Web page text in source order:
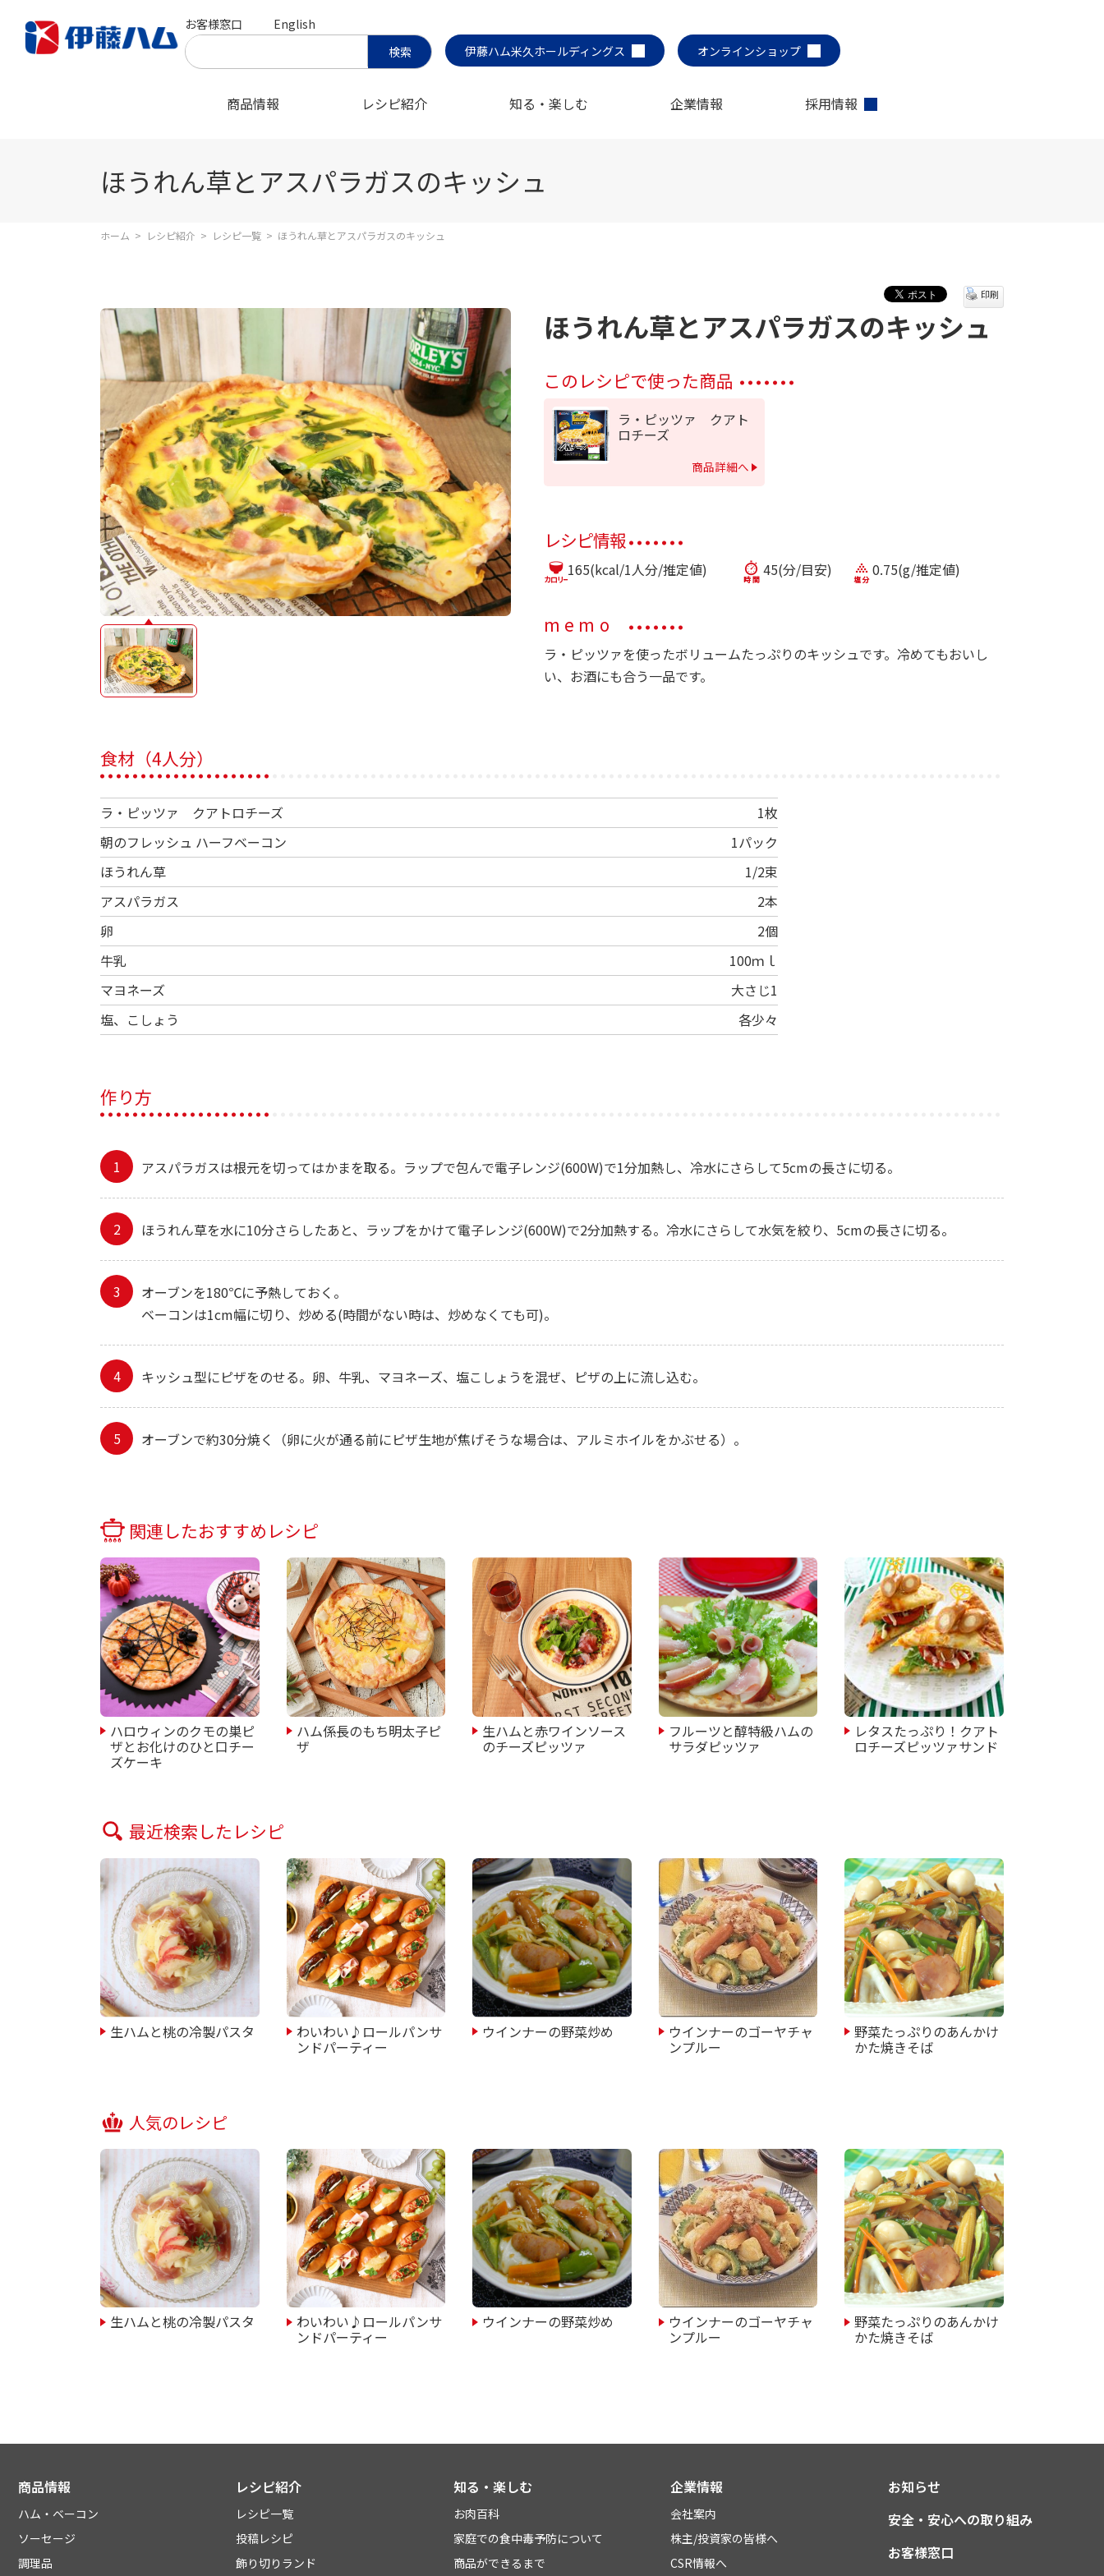
お客様窓口
English
伊藤ハム米久ホールディングス
オンラインショップ
商品情報 レシピ紹介 知る・楽しむ 企業情報 採用情報
ほうれん草とアスパラガスのキッシュ
ホーム > レシピ紹介 > レシピ一覧 > ほうれん草とアスパラガスのキッシュ
ほうれん草とアスパラガスのキッシュ
印刷
このレシピで使った商品
ラ・ピッツァ クアト
ロチーズ
商品詳細へ
レシピ情報
165(kcal/1人分/推定値) 45(分/目安) 0.75(g/推定値)
memo
ラ・ピッツァを使ったボリュームたっぷりのキッシュです。冷めてもおいし
い、お酒にも合う一品です。
食材（4人分）
ラ・ピッツァ クアトロチーズ
1枚
朝のフレッシュ ハーフベーコン
1パック
ほうれん草
1/2束
アスパラガス
2本
卵
2個
牛乳
100ｍｌ
マヨネーズ
大さじ1
塩、こしょう
各少々
作り方
アスパラガスは根元を切ってはかまを取る。ラップで包んで電子レンジ(600W)で1分加熱し、冷水にさらして5cmの長さに切る。
ほうれん草を水に10分さらしたあと、ラップをかけて電子レンジ(600W)で2分加熱する。冷水にさらして水気を絞り、5cmの長さに切る。
オーブンを180℃に予熱しておく。
ベーコンは1cm幅に切り、炒める(時間がない時は、炒めなくても可)。
キッシュ型にピザをのせる。卵、牛乳、マヨネーズ、塩こしょうを混ぜ、ピザの上に流し込む。
オーブンで約30分焼く（卵に火が通る前にピザ生地が焦げそうな場合は、アルミホイルをかぶせる）。
関連したおすすめレシピ
ハロウィンのクモの巣ピ
ザとお化けのひと口チー
ズケーキ
ハム係長のもち明太子ピ
ザ
生ハムと赤ワインソース
のチーズピッツァ
フルーツと醇特級ハムの
サラダピッツァ
レタスたっぷり！クアト
ロチーズピッツァサンド
最近検索したレシピ
生ハムと桃の冷製パスタ わいわい♪ロールパンサ
ンドパーティー
ウインナーの野菜炒め ウインナーのゴーヤチャ
ンプルー
野菜たっぷりのあんかけ
かた焼きそば
人気のレシピ
生ハムと桃の冷製パスタ わいわい♪ロールパンサ
ンドパーティー
ウインナーの野菜炒め ウインナーのゴーヤチャ
ンプルー
野菜たっぷりのあんかけ
かた焼きそば
商品情報
ハム・ベーコン
ソーセージ
調理品
レシピ紹介
レシピ一覧
投稿レシピ
飾り切りランド
知る・楽しむ
お肉百科
家庭での食中毒予防について
商品ができるまで
企業情報
会社案内
株主/投資家の皆様へ
CSR情報へ
お知らせ
安全・安心への取り組み
お客様窓口